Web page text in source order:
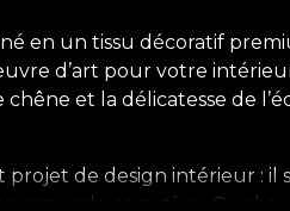
en un tissu décoratif
d’art pour votre
chêne et la délicatesse de
de design intérieur : il
de caractère. Quel